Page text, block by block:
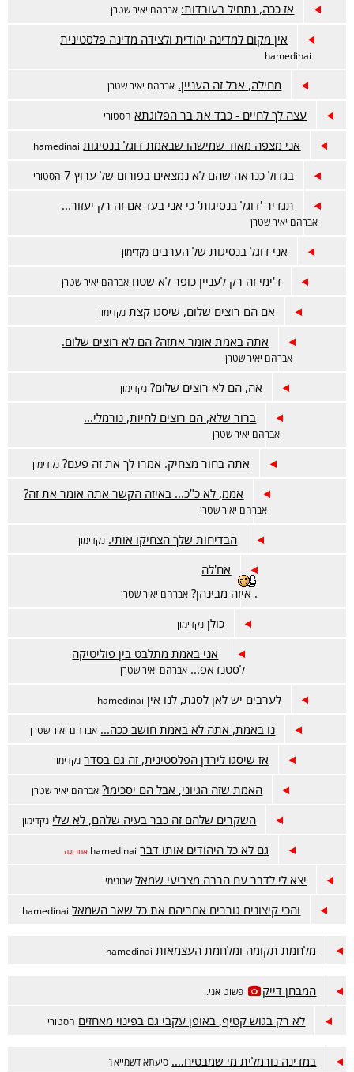
אז ככה, נתחיל בעובדות: אברהם יאיר שטרן
אין מקום למדינה יהודית ולצידה מדינה פלסטינית
hamedinai
מחילה, אבל זה העניין. אברהם יאיר שטרן
עצה לך לחיים - כבד את בר הפלוגתא הסטורי
אני מצפה מאוד שמישהו שבאמת דוגל בנסיגות hamedinai
בגדול כנראה שהם לא נמצאים בפורום של ערוץ 7 הסטורי
תגדיר 'דוגל בנסיגות' כי אני בעד אם זה רק יעזור...
אברהם יאיר שטרן
אני דוגל בנסיגות של הערבים נקדימון
ד'ימי זה רק לעניין כופר לא שטח אברהם יאיר שטרן
אם הם רוצים שלום, שיסגו קצת נקדימון
אתה באמת אומר אתזה? הם לא רוצים שלום.
אברהם יאיר שטרן
אה, הם לא רוצים שלום? נקדימון
ברור שלא, הם רוצים לחיות, נורמלי...
אברהם יאיר שטרן
אתה בחור מצחיק. אמרו לך את זה פעם? נקדימון
אממ, לא כ"כ... באיזה הקשר אתה אומר את זה?
אברהם יאיר שטרן
הבדיחות שלך הצחיקו אותי. נקדימון
אח'לה
. איזה מבינהן? אברהם יאיר שטרן
כולן נקדימון
אני באמת מתלבט בין פוליטיקה
לסטנדאפ... אברהם יאיר שטרן
לערבים יש לאן לסגת, לנו אין hamedinai
נו באמת, אתה לא באמת חושב ככה... אברהם יאיר שטרן
אז שיסגו לירדן הפלסטינית, זה גם בסדר נקדימון
האמת שזה הגיוני, אבל הם יסכימו? אברהם יאיר שטרן
השקרים שלהם זה כבר בעיה שלהם, לא שלי נקדימון
גם לא כל היהודים אותו דבר hamedinai אחרונה
יצא לי לדבר עם הרבה מצביעי שמאל שנונימי
והכי קיצונים גוררים אחריהם את כל שאר השמאל hamedinai
מלחמת תקומה ומלחמת העצמאות hamedinai
המבחן דייק פשוט אני..
לא רק בגוש קטיף, באופן עקבי גם בפינוי מאחזים הסטורי
במדינה נורמלית מי שמבטיח…. סיעתא דשמייא1